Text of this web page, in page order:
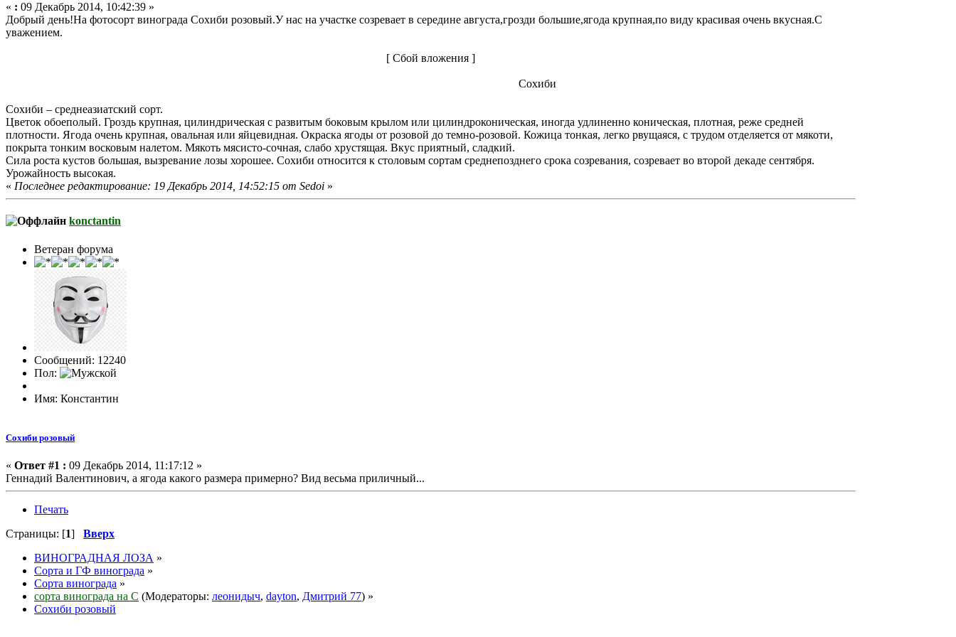
« : 09 Декабрь 2014, 10:42:39 »
Добрый день!На фотосорт винограда Сохиби розовый.У нас на участке созревает в середине августа,грозди большие,ягода крупная,по виду красивая очень вкусная.С
уважением.
[ Сбой вложения ]
Сохиби
Сохиби – среднеазиатский сорт.
Цветок обоеполый. Гроздь крупная, цилиндрическая с развитым боковым крылом или цилиндроконическая, иногда удлиненно коническая, плотная, реже средней
плотности. Ягода очень крупная, овальная или яйцевидная. Окраска ягоды от розовой до темно-розовой. Кожица тонкая, легко рвущаяся, с трудом отделяется от мякоти,
покрыта тонким восковым налетом. Мякоть мясисто-сочная, слабо хрустящая. Вкус приятный, сладкий.
Сила роста кустов большая, вызревание лозы хорошее. Сохиби относится к столовым сортам среднепозднего срока созревания, созревает во второй декаде сентября.
Урожайность высокая.
« Последнее редактирование: 19 Декабрь 2014, 14:52:15 от Sedoi »
konctantin
Ветеран форума
Сообщений: 12240
Пол:
Имя: Константин
Сохиби розовый
« Ответ #1 : 09 Декабрь 2014, 11:17:12 »
Геннадий Валентинович, а ягода какого размера примерно? Вид весьма приличный...
Печать
Страницы: [1] Вверх
ВИНОГРАДНАЯ ЛОЗА »
Сорта и ГФ винограда »
Сорта винограда »
сорта винограда на С (Модераторы: леонидыч, dayton, Дмитрий 77) »
Сохиби розовый